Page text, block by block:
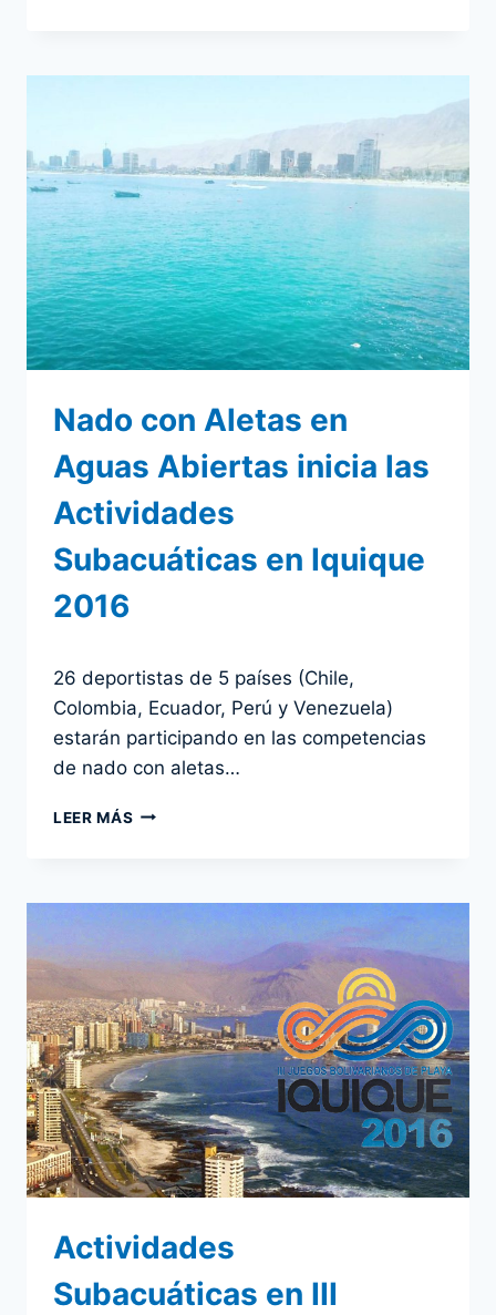
CON
JUEGOS
BOLIVARIANOS
DE
PLAYA
IQUIQUE
2016
Nado con Aletas en
Aguas Abiertas inicia las
Actividades
Subacuáticas en Iquique
2016
admin
26 deportistas de 5 países (Chile,
Colombia, Ecuador, Perú y Venezuela)
estarán participando en las competencias
de nado con aletas…
LEER MÁS NADO
AGUAS
INICIA
LAS
ACTIVIDADES
SUBACUÁTICAS
EN
IQUIQUE
2016
Actividades
Subacuáticas en III